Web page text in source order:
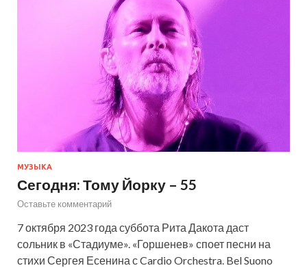
МУЗЫКА
Сегодня: Тому Йорку – 55
Оставьте комментарий
7 октября 2023 года суббота Рита Дакота даст
сольник в «Стадиуме». «Горшенев» споет песни на
стихи Сергея Есенина с Cardio Orchestra. Bel Suono